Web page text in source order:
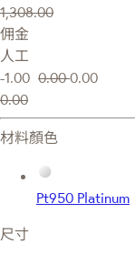
1,308.00
佣金
人工
-1.00 0.000.00
0.00
材料顏色
Pt950 Platinum
尺寸